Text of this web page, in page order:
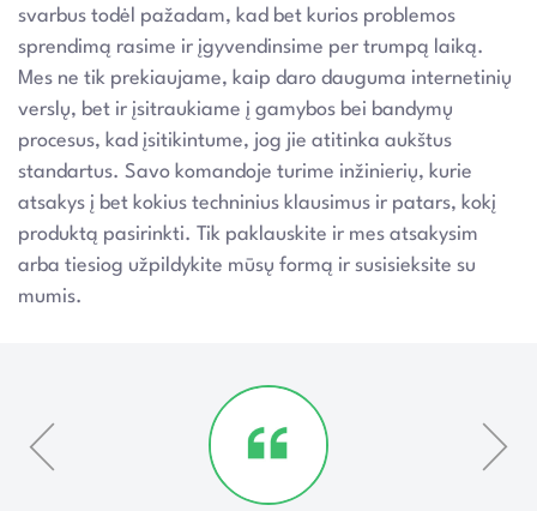
svarbus todėl pažadam, kad bet kurios problemos
sprendimą rasime ir įgyvendinsime per trumpą laiką.
Mes ne tik prekiaujame, kaip daro dauguma internetinių
verslų, bet ir įsitraukiame į gamybos bei bandymų
procesus, kad įsitikintume, jog jie atitinka aukštus
standartus. Savo komandoje turime inžinierių, kurie
atsakys į bet kokius techninius klausimus ir patars, kokį
produktą pasirinkti. Tik paklauskite ir mes atsakysim
arba tiesiog užpildykite mūsų formą ir susisieksite su
mumis.